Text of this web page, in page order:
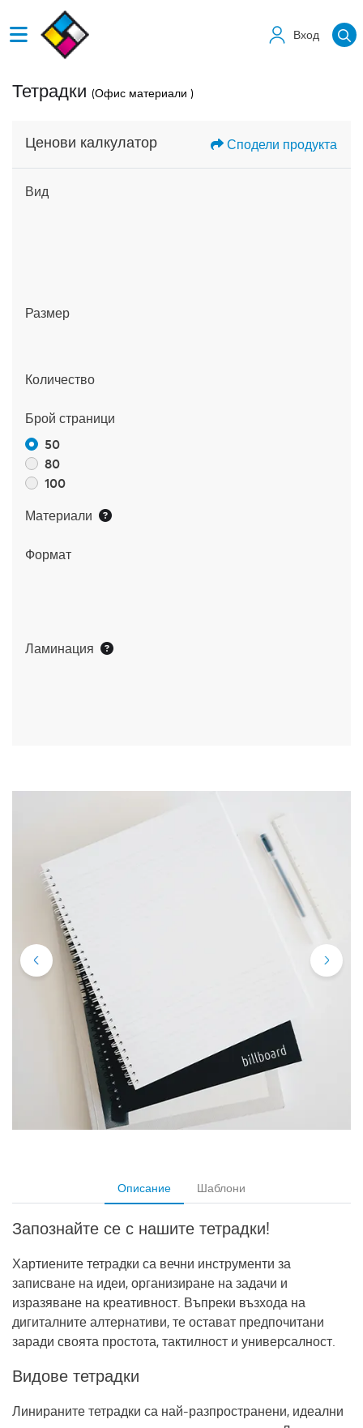
Вход
Тетрадки (Офис материали )
Ценови калкулатор Сподели продукта
Вид
Размер
Количество
Брой страници
50
80
100
Материали
Формат
Ламинация
Описание Шаблони
Запознайте се с нашите тетрадки!
Хартиените тетрадки са вечни инструменти за
записване на идеи, организиране на задачи и
изразяване на креативност. Въпреки възхода на
дигиталните алтернативи, те остават предпочитани
заради своята простота, тактилност и универсалност.
Видове тетрадки
Линираните тетрадки са най-разпространени, идеални